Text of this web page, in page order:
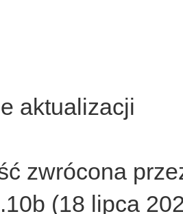
aktualizacji
zwrócona
(18 lipca